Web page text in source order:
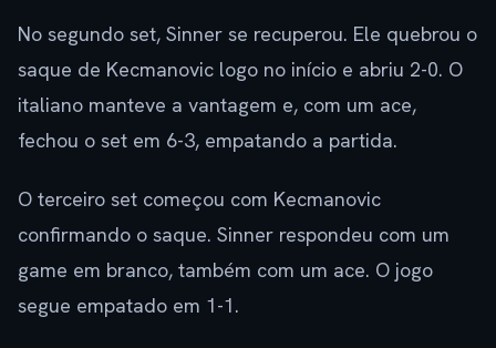
No segundo set, Sinner se recuperou. Ele quebrou o
saque de Kecmanovic logo no início e abriu 2-0. O
italiano manteve a vantagem e, com um ace,
fechou o set em 6-3, empatando a partida.
O terceiro set começou com Kecmanovic
confirmando o saque. Sinner respondeu com um
game em branco, também com um ace. O jogo
segue empatado em 1-1.